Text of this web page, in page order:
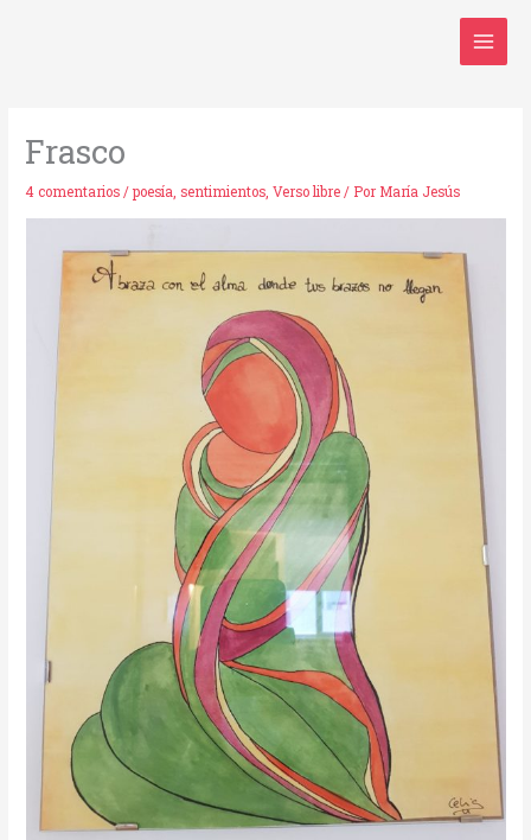
Frasco
4 comentarios /poesía,sentimientos,Verso libre / Por María Jesús